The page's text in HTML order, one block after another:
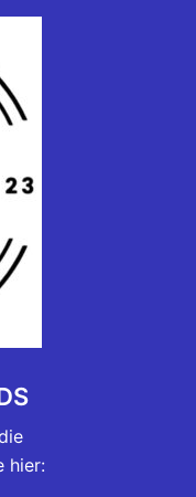
hier: